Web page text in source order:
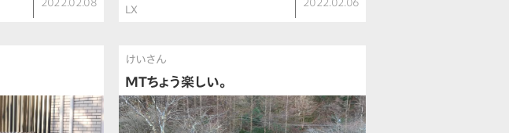
2022.02.08
LX
2022.02.06
けいさん
MTちょう楽しい。